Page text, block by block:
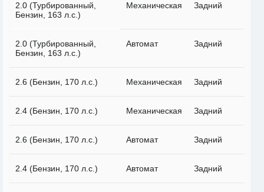
2.0 (Турбированный,
Бензин, 163 л.с.)
Механическая Задний
2.0 (Турбированный,
Бензин, 163 л.с.)
Автомат Задний
2.6 (Бензин, 170 л.с.) Механическая Задний
2.4 (Бензин, 170 л.с.) Механическая Задний
2.6 (Бензин, 170 л.с.) Автомат Задний
2.4 (Бензин, 170 л.с.) Автомат Задний